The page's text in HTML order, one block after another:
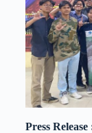
Press